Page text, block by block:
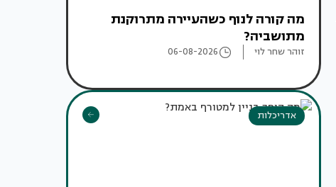
מה קורה לנוף כשהעיירה מתרוקנת
מתושביה?
זוהר שחר לוי 06-08-2026
אדריכלות